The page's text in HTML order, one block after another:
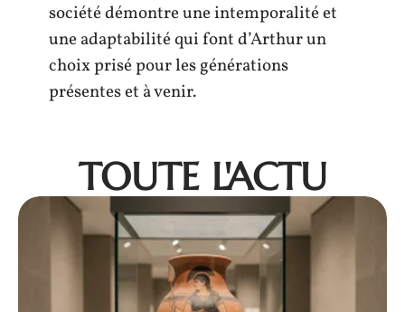
société démontre une intemporalité et
une adaptabilité qui font d’Arthur un
choix prisé pour les générations
présentes et à venir.
TOUTE L'ACTU